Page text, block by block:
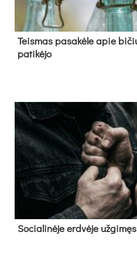
Teis­mas pa­sa­kė­le apie
pa­ti­kė­jo
So­cia­li­nė­je erd­vė­je